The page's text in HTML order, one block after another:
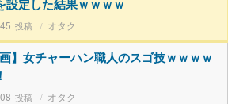
設定した結果ｗｗｗｗ
オタク
画】女チャーハン職人のスゴ技ｗｗｗｗ
オタク